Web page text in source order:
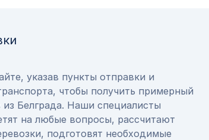
указав пункты отправки и
чтобы получить примерный
из Белграда. Наши специалисты
на любые вопросы, рассчитают
подготовят необходимые